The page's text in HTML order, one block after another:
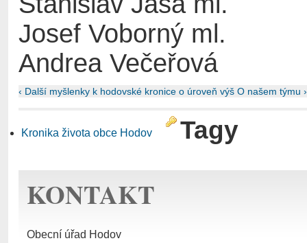
Josef Voborný ml.
Andrea Večeřová
‹ Další myšlenky k hodovské kronice o úroveň výš O našem týmu ›
Tagy
Kronika života obce Hodov
KONTAKT
Obecní úřad Hodov